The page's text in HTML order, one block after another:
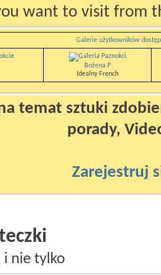
want to visit from
Galerie użytkowników
Bożena P
Idealny French
temat sztuki
porady,
Zarejestruj
i nie tylko